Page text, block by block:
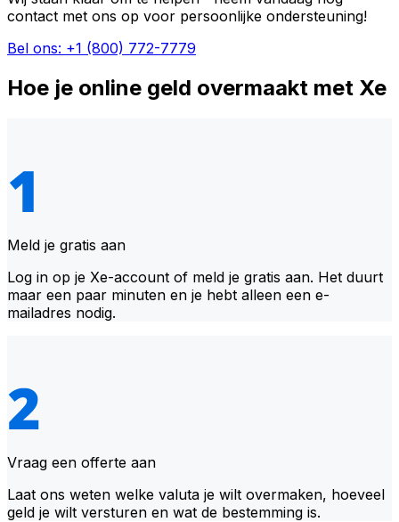
contact met ons op voor persoonlijke ondersteuning!
Bel ons: +1 (800) 772-7779
Hoe je online geld overmaakt met Xe
Meld je gratis aan
Log in op je Xe-account of meld je gratis aan. Het duurt
maar een paar minuten en je hebt alleen een e-
mailadres nodig.
Vraag een offerte aan
Laat ons weten welke valuta je wilt overmaken, hoeveel
geld je wilt versturen en wat de bestemming is.